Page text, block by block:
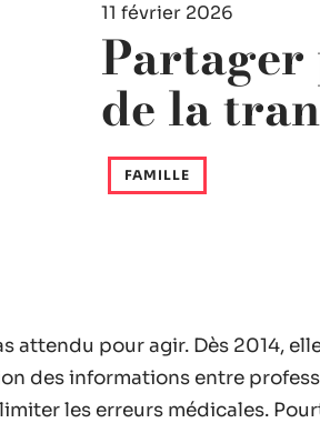
11 février 2026
de la
FAMILLE
attendu pour agir. Dès 2014,
des informations entre
les erreurs médicales.